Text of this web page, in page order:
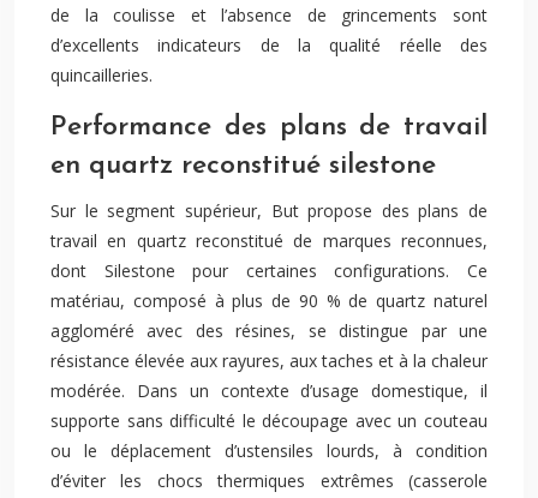
de la coulisse et l’absence de grincements sont
d’excellents indicateurs de la qualité réelle des
quincailleries.
Performance des plans de travail
en quartz reconstitué silestone
Sur le segment supérieur, But propose des plans de
travail en quartz reconstitué de marques reconnues,
dont Silestone pour certaines configurations. Ce
matériau, composé à plus de 90 % de quartz naturel
aggloméré avec des résines, se distingue par une
résistance élevée aux rayures, aux taches et à la chaleur
modérée. Dans un contexte d’usage domestique, il
supporte sans difficulté le découpage avec un couteau
ou le déplacement d’ustensiles lourds, à condition
d’éviter les chocs thermiques extrêmes (casserole